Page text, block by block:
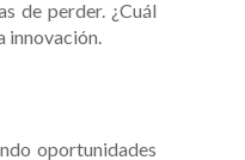
de perder. ¿Cuál
innovación.
oportunidades